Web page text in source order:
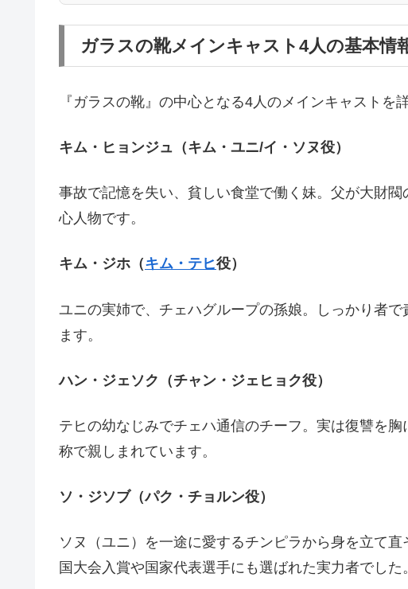
ガラスの靴メインキャスト4人の基本情
『ガラスの靴』の中心となる4人のメインキャストを
キム・ヒョンジュ（キム・ユニ/イ・ソヌ役）
事故で記憶を失い、貧しい食堂で働く妹。父が大財
心人物です。
キム・ジホ（キム・テヒ役）
ユニの実姉で、チェハグループの孫娘。しっかり者
ます。
ハン・ジェソク（チャン・ジェヒョク役）
テヒの幼なじみでチェハ通信のチーフ。実は復讐を
称で親しまれています。
ソ・ジソブ（パク・チョルン役）
ソヌ（ユニ）を一途に愛するチンピラから身を立て
国大会入賞や国家代表選手にも選ばれた実力者でした。